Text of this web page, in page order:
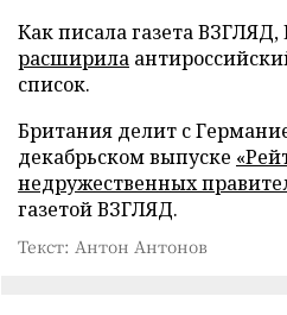
Как писала газета
расширила
список.
Британия делит с
декабрьском выпуске
недружественных
газетой ВЗГЛЯД.
Текст: Антон Антонов